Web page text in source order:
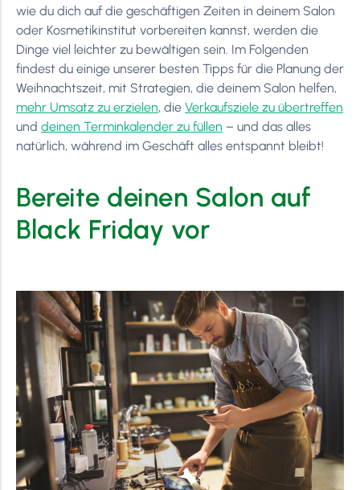
wie du dich auf die geschäftigen Zeiten in deinem Salon
oder Kosmetikinstitut vorbereiten kannst, werden die
Dinge viel leichter zu bewältigen sein. Im Folgenden
findest du einige unserer besten Tipps für die Planung der
Weihnachtszeit, mit Strategien, die deinem Salon helfen,
mehr Umsatz zu erzielen, die Verkaufsziele zu übertreffen
und deinen Terminkalender zu füllen – und das alles
natürlich, während im Geschäft alles entspannt bleibt!
Bereite deinen Salon auf
Black Friday vor